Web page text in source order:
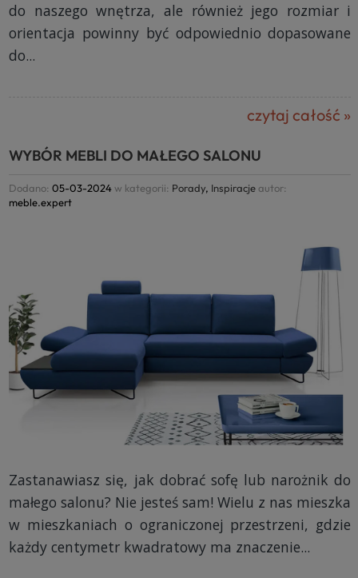
do naszego wnętrza, ale również jego rozmiar i
orientacja powinny być odpowiednio dopasowane
do...
czytaj całość »
WYBÓR MEBLI DO MAŁEGO SALONU
Dodano:05-03-2024w kategorii: Porady, Inspiracje autor:
meble.expert
Zastanawiasz się, jak dobrać sofę lub narożnik do
małego salonu? Nie jesteś sam! Wielu z nas mieszka
w mieszkaniach o ograniczonej przestrzeni, gdzie
każdy centymetr kwadratowy ma znaczenie...